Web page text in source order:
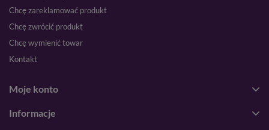
Chcę zareklamować produkt
Chcę zwrócić produkt
Chcę wymienić towar
Kontakt
Moje konto
Informacje